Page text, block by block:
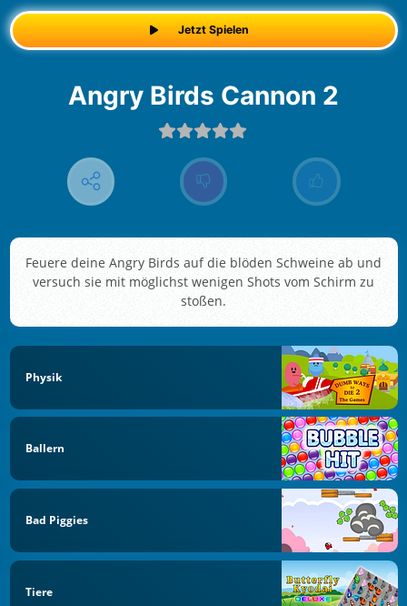
Jetzt Spielen
Angry Birds Cannon 2
Feuere deine Angry Birds auf die blöden Schweine ab und
versuch sie mit möglichst wenigen Shots vom Schirm zu
stoßen.
Physik
Ballern
Bad Piggies
Tiere